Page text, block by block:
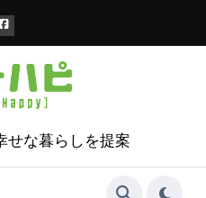
せな暮らしを提案